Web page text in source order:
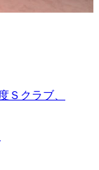
Ｓクラブ、